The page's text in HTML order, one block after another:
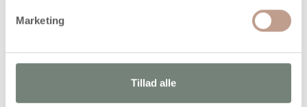
Marketing
Tillad alle